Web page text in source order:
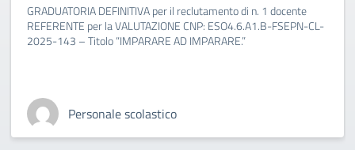
GRADUATORIA DEFINITIVA per il reclutamento di n. 1 docente
REFERENTE per la VALUTAZIONE CNP: ESO4.6.A1.B-FSEPN-CL-
2025-143 – Titolo “IMPARARE AD IMPARARE.”
Personale scolastico